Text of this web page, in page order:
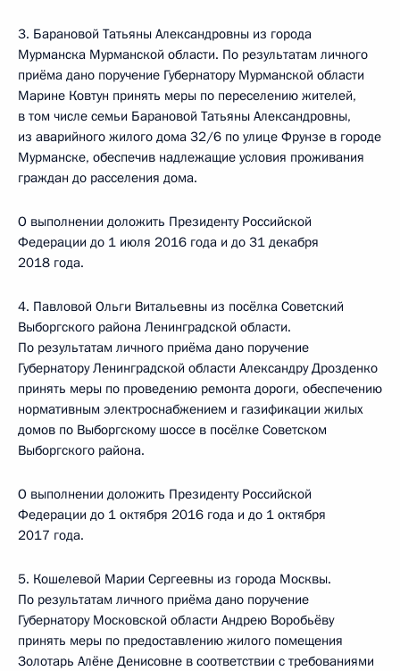
3. Барановой Татьяны Александровны из города
Мурманска Мурманской области. По результатам личного
приёма дано поручение Губернатору Мурманской области
Марине Ковтун принять меры по переселению жителей,
в том числе семьи Барановой Татьяны Александровны,
из аварийного жилого дома 32/6 по улице Фрунзе в городе
Мурманске, обеспечив надлежащие условия проживания
граждан до расселения дома.
О выполнении доложить Президенту Российской
Федерации до 1 июля 2016 года и до 31 декабря
2018 года.
4. Павловой Ольги Витальевны из посёлка Советский
Выборгского района Ленинградской области.
По результатам личного приёма дано поручение
Губернатору Ленинградской области Александру Дрозденко
принять меры по проведению ремонта дороги, обеспечению
нормативным электроснабжением и газификации жилых
домов по Выборгскому шоссе в посёлке Советском
Выборгского района.
О выполнении доложить Президенту Российской
Федерации до 1 октября 2016 года и до 1 октября
2017 года.
5. Кошелевой Марии Сергеевны из города Москвы.
По результатам личного приёма дано поручение
Губернатору Московской области Андрею Воробьёву
принять меры по предоставлению жилого помещения
Золотарь Алёне Денисовне в соответствии с требованиями